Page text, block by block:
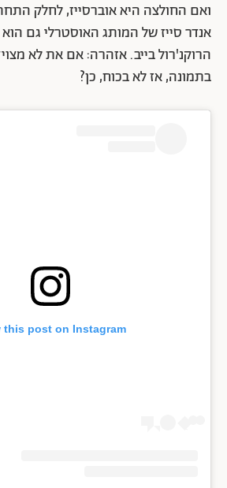
ואם החולצה היא אוברסייז, לחלק
אנדר סייז של המותג האוסטרלי גם הוא
הרוקנ'רול בייב. אזהרה: אם את לא
בתמונה, אז לא בכוח, כן?
this post on Instagram